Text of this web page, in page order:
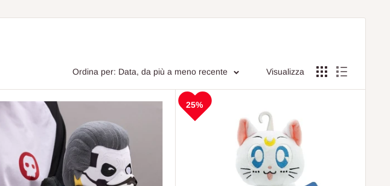
Ordina per: Data, da più a meno recente Visualizza
25%